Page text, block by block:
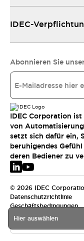
Hier auswählen
IDEC-
Abonnieren Sie
IDEC Corporation
von
setzt sich dafür ein,
beruhigendes
deren Bediener zu
© 2026 IDEC
Datenschutzrichtlinie
Geschäftsbedingungen
EMEA